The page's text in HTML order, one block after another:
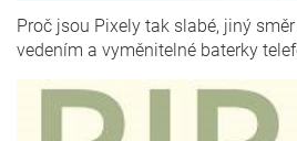
Proč jsou Pixely tak slabé, jiný
vedením a vyměnitelné baterky